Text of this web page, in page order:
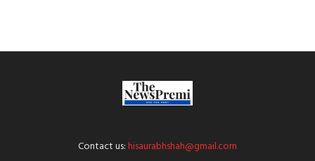
Contact us:hisaurabhshah@gmail.com